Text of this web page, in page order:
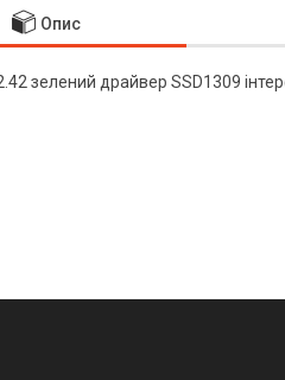
Опис
зелений драйвер SSD1309